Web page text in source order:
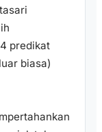
predikat
biasa)